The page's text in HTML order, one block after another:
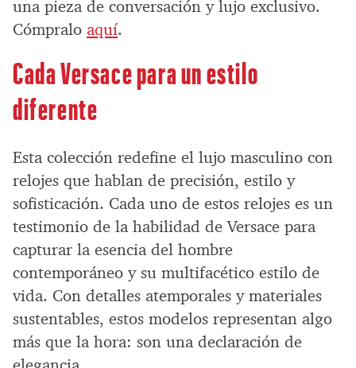
una pieza de conversación y lujo exclusivo.
Cómpralo aquí.
Cada Versace para un estilo
diferente
Esta colección redefine el lujo masculino con
relojes que hablan de precisión, estilo y
sofisticación. Cada uno de estos relojes es un
testimonio de la habilidad de Versace para
capturar la esencia del hombre
contemporáneo y su multifacético estilo de
vida. Con detalles atemporales y materiales
sustentables, estos modelos representan algo
más que la hora: son una declaración de